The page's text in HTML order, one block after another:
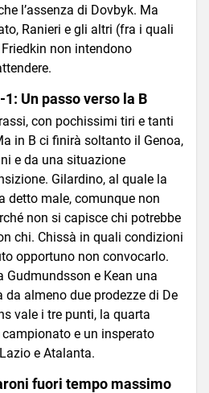
l’assenza di Dovbyk. Ma
Ranieri e gli altri (fra i quali
Friedkin non intendono
Un passo verso la B
con pochissimi tiri e tanti
in B ci finirà soltanto il Genoa,
e da una situazione
Gilardino, al quale la
detto male, comunque non
non si capisce chi potrebbe
chi. Chissà in quali condizioni
opportuno non convocarlo.
Gudmundsson e Kean una
almeno due prodezze di De
vale i tre punti, la quarta
e un insperato
e Atalanta.
fuori tempo massimo